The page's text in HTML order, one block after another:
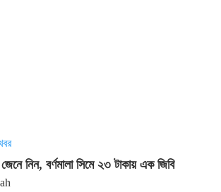
নিন, বর্ণমালা সিমে ২৩ টাকায় এক জিবি